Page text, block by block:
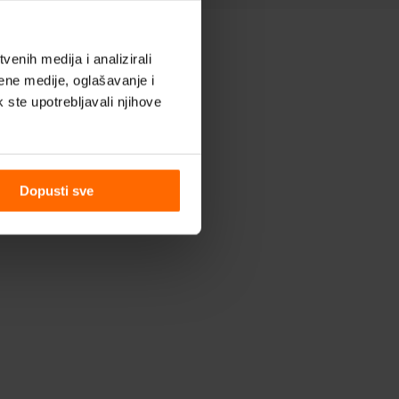
medija i analizirali
medije, oglašavanje i
ste upotrebljavali njihove
Dopusti sve